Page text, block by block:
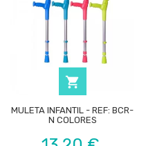

MULETA INFANTIL - REF: BCR-
N COLORES
Precio